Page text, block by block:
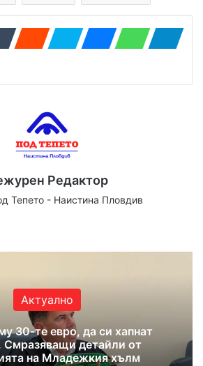
Редактор
Тепето - Наистина Пловдив
Актуално
30-те евро, да си хапнат
Смразяващи детайли от
на Младежкия хълм